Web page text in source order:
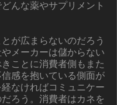
んな薬やサプリメント
が広まらないのだろう
メーカーは儲からない
ことに消費者側もまた
感を抱いている側面が
なければコミュニケー
ろう。消費者はカネを